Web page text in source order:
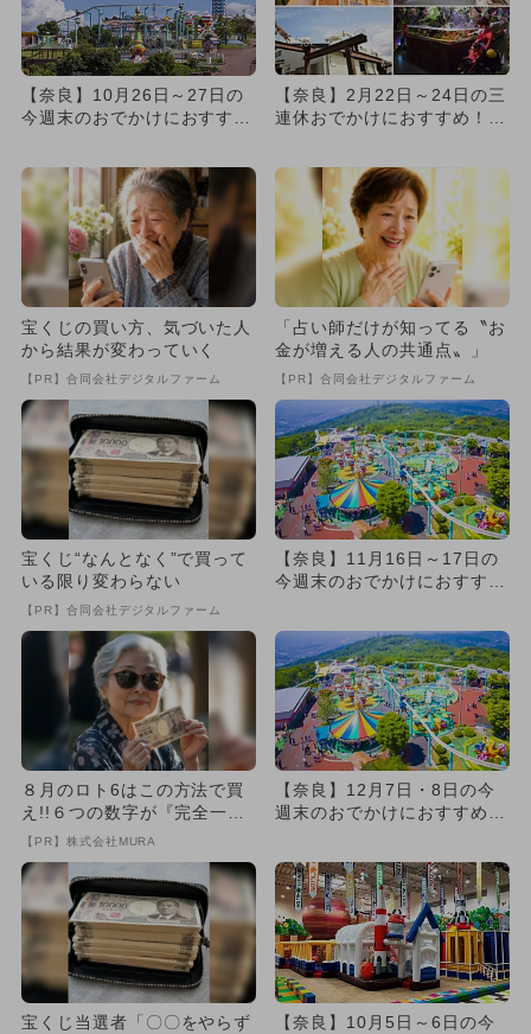
【奈良】10月26日～27日の
今週末のおでかけにおすす
【奈良】2月22日～24日の三
連休おでかけにおすすめ！人
宝くじの買い方、気づいた人
から結果が変わっていく
【PR】合同会社デジタルファーム
「占い師だけが知ってる〝お
金が増える人の共通点〟」
【PR】合同会社デジタルファーム
宝くじ“なんとなく”で買って
いる限り変わらない
【PR】合同会社デジタルファーム
【奈良】11月16日～17日の
今週末のおでかけにおすす
８月のロト6はこの方法で買
え!!６つの数字が『完全一
致』する方法
【PR】株式会社MURA
【奈良】12月7日・8日の今
週末のおでかけにおすすめ！
宝くじ当選者「〇〇をやらず
【奈良】10月5日～6日の今